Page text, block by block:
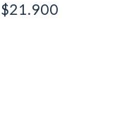
$21.900